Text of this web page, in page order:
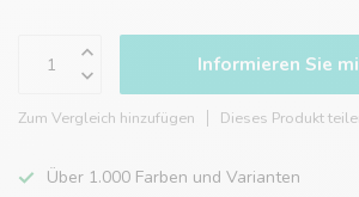
Informieren Sie
Zum Vergleich hinzufügen Dieses Produkt
Über 1.000 Farben und Varianten